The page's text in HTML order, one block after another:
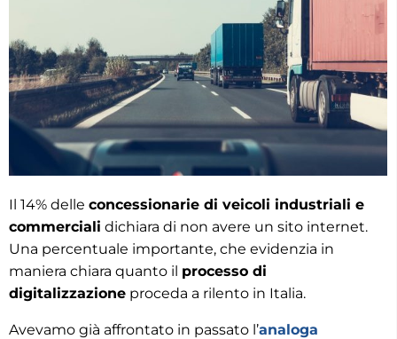
Il 14% delle concessionarie di veicoli industriali e
commerciali dichiara di non avere un sito internet.
Una percentuale importante, che evidenzia in
maniera chiara quanto il processo di
digitalizzazione proceda a rilento in Italia.
Avevamo già affrontato in passato l’analoga